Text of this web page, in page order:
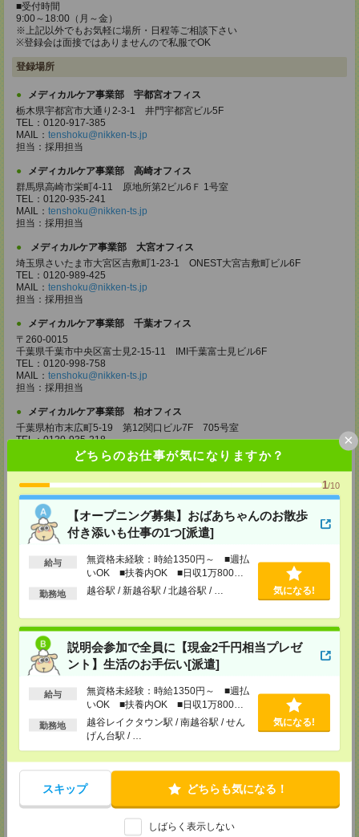
どちらのお仕事が気になりますか？
1/10
【オープニング募集】おばあちゃんのお散歩
付き添いも仕事の1つ[派遣]
給与
無資格未経験：時給1350円～ ■週払
いOK ■扶養内OK ■日収1万800円
以上
勤務地 越谷駅 / 新越谷駅 / 北越谷駅 / … 気になる!
説明会参加で全員に【現金2千円相当プレゼ
ント】生活のお手伝い[派遣]
給与
無資格未経験：時給1350円～ ■週払
いOK ■扶養内OK ■日収1万800円
以上
勤務地
越谷レイクタウン駅 / 南越谷駅 / せん
げん台駅 / …
気になる!
スキップ どちらも気になる！
しばらく表示しない
×
■受付時間
9:00～18:00（月～金）
※上記以外でもお気軽に場所・日程等ご相談下さい
※登録会は面接ではありませんので私服でOK
登録場所
メディカルケア事業部 宇都宮オフィス
栃木県宇都宮市大通り2-3-1 井門宇都宮ビル5F
TEL：0120-917-385
MAIL： tenshoku@nikken-ts.jp
担当：採用担当
メディカルケア事業部 高崎オフィス
群馬県高崎市栄町4-11 原地所第2ビル6Ｆ 1号室
TEL：0120-935-241
MAIL： tenshoku@nikken-ts.jp
担当：採用担当
メディカルケア事業部 大宮オフィス
埼玉県さいたま市大宮区吉敷町1-23-1 ONEST大宮吉敷町ビル6F
TEL：0120-989-425
MAIL： tenshoku@nikken-ts.jp
担当：採用担当
メディカルケア事業部 千葉オフィス
〒260-0015
千葉県千葉市中央区富士見2-15-11 IMI千葉富士見ビル6F
TEL：0120-998-758
MAIL： tenshoku@nikken-ts.jp
担当：採用担当
メディカルケア事業部 柏オフィス
千葉県柏市末広町5-19 第12関口ビル7F 705号室
TEL：0120-935-218
tenshoku@nikken-ts.jp
担当：採用担当
メディカルケア事業部 新宿オフィス
東京都新宿区新宿2-3-10 新宿御苑ビル6階
TEL：0120-457-235
MAIL：tenshoku@nikken-ts.jp
担当：採用担当
メディカルケア事業部 立川事業所
東京都立川市錦町1-12-14
TEL：0120-934-200
担当：採用担当
メディカルケア事業部 町田オフィス
東京都町田市森野1-7-23 大樹生命町田ビル6F
TEL：0120-453-285
担当：採用担当
メディカルケア事業部 横浜オフィス
神奈川県横浜市保土ケ谷区神戸町134 横浜ビジネスパークサウスタワー
MAIL：
tenshoku@nikken-ts.jp
登録交通費
★今ならご来社登録でQUOカード2000円分をプレゼント中★